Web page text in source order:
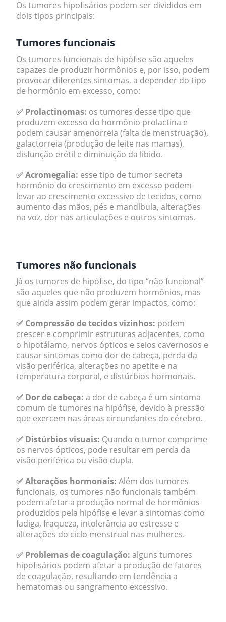
Os tumores hipofisários podem ser divididos em
dois tipos principais:
Tumores funcionais
Os tumores funcionais de hipófise são aqueles
capazes de produzir hormônios e, por isso, podem
provocar diferentes sintomas, a depender do tipo
de hormônio em excesso, como:
✅ Prolactinomas: os tumores desse tipo que
produzem excesso do hormônio prolactina e
podem causar amenorreia (falta de menstruação),
galactorreia (produção de leite nas mamas),
disfunção erétil e diminuição da libido.
✅ Acromegalia: esse tipo de tumor secreta
hormônio do crescimento em excesso podem
levar ao crescimento excessivo de tecidos, como
aumento das mãos, pés e mandíbula, alterações
na voz, dor nas articulações e outros sintomas.
Tumores não funcionais
Já os tumores de hipófise, do tipo “não funcional”
são aqueles que não produzem hormônios, mas
que ainda assim podem gerar impactos, como:
✅ Compressão de tecidos vizinhos: podem
crescer e comprimir estruturas adjacentes, como
o hipotálamo, nervos ópticos e seios cavernosos e
causar sintomas como dor de cabeça, perda da
visão periférica, alterações no apetite e na
temperatura corporal, e distúrbios hormonais.
✅ Dor de cabeça: a dor de cabeça é um sintoma
comum de tumores na hipófise, devido à pressão
que exercem nas áreas circundantes do cérebro.
✅ Distúrbios visuais: Quando o tumor comprime
os nervos ópticos, pode resultar em perda da
visão periférica ou visão dupla.
✅ Alterações hormonais: Além dos tumores
funcionais, os tumores não funcionais também
podem afetar a produção normal de hormônios
produzidos pela hipófise e levar a sintomas como
fadiga, fraqueza, intolerância ao estresse e
alterações do ciclo menstrual nas mulheres.
✅ Problemas de coagulação: alguns tumores
hipofisários podem afetar a produção de fatores
de coagulação, resultando em tendência a
hematomas ou sangramento excessivo.